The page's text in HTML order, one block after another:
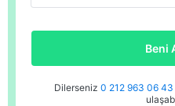
Beni
Dilerseniz 0 212 963 06 43